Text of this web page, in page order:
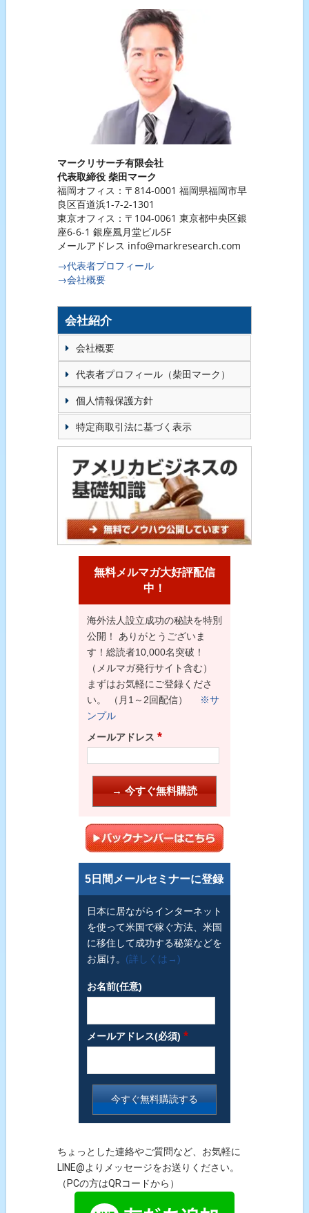
マークリサーチ有限会社
代表取締役 柴田マーク
福岡オフィス：〒814-0001 福岡県福岡市早
良区百道浜1-7-2-1301
東京オフィス：〒104-0061 東京都中央区銀
座6-6-1 銀座風月堂ビル5F
メールアドレス info@markresearch.com
→代表者プロフィール
→会社概要
会社紹介
会社概要
代表者プロフィール（柴田マーク）
個人情報保護方針
特定商取引法に基づく表示
無料メルマガ大好評配信
中！
海外法人設立成功の秘訣を特別
公開！ ありがとうございま
す！総読者10,000名突破！
（メルマガ発行サイト含む）
まずはお気軽にご登録くださ
い。 （月1～2回配信）
※サ
ンプル
メールアドレス *
5日間メールセミナーに登録
日本に居ながらインターネット
を使って米国で稼ぐ方法、米国
に移住して成功する秘策などを
お届け。 (詳しくは→)
お名前(任意)
メールアドレス(必須) *
ちょっとした連絡やご質問など、お気軽に
LINE@よりメッセージをお送りください。
（PCの方はQRコードから）